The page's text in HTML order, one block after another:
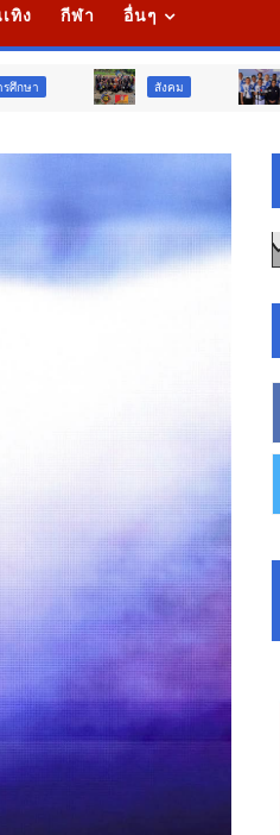
ทิง กีฬา อื่นๆ